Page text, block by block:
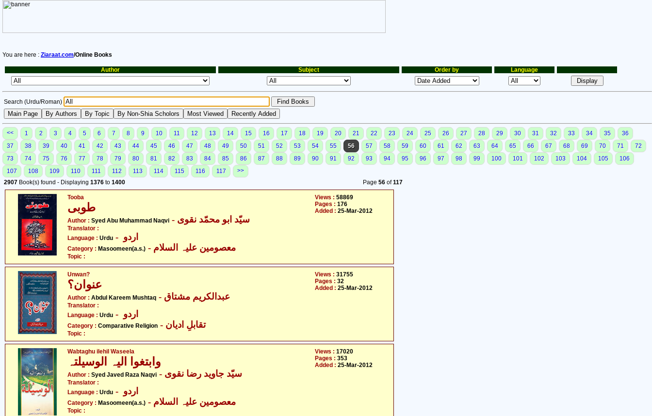
You are here : Ziaraat.com/Online Books
Author Subject Order by Language
Search (Urdu/Roman)
<< 1 2 3 4 5 6 7 8 9 10 11 12 13 14 15 16 17 18 19 20 21 22 23 24 25 26 27 28 29 30 31 32 33 34 35
36
37
38 39 40 41 42 43 44 45 46 47 48 49 50 51 52 53 54 55 56 57 58 59 60 61 62 63 64 65 66 67 68 69 70 71
72
73
74 75 76 77 78 79 80 81 82 83 84 85 86 87 88 89 90 91 92 93 94 95 96 97 98 99 100 101 102 103 104 105
106
107
108 109 110 111 112 113 114 115 116 117
>>
2907 Book(s) found - Displaying 1376 to 1400 Page 56of117
Tooba
طوبی
Author : Syed Abu Muhammad Naqvi - سیّد ابو محمّد نقوی
Translator :
Language : Urdu
Category : Masoomeen(a.s.)
Topic :
Views : 58869
Pages : 176
Added : 25-Mar-2012
Unwan?
عنوان؟
Author : Abdul Kareem Mushtaq - عبدالکریم مشتاق
Translator :
Language : Urdu
Category : Comparative Religion - تقابلِ ادیان
Topic :
Views : 31755
Pages : 32
Added : 25-Mar-2012
Wabtaghu ilehil Waseela
وابتغوا الیہ الوسیلتہ
Author : Syed Javed Raza Naqvi - سیّد جاوید رضا نقوی
Translator :
Language : Urdu
Category : Masoomeen(a.s.)
Topic :
Views : 17020
Pages : 353
Added : 25-Mar-2012